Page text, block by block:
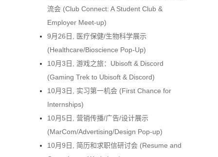
流会 (Club Connect: A Student Club &
Employer Meet-up)
9月26日, 医疗保健/生物科学展示
(Healthcare/Bioscience Pop-Up)
10月3日, 游戏之旅：Ubisoft & Discord
(Gaming Trek to Ubisoft & Discord)
10月3日, 实习第一机会 (First Chance for
Internships)
10月5日, 营销传播/广告/设计展示
(MarCom/Advertising/Design Pop-up)
10月9日, 简历和求职信研讨会 (Resume and